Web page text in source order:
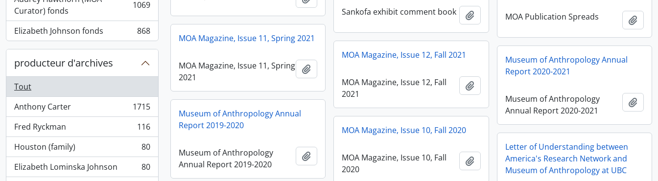
Curator) fonds
, 1069 résultats 1069
Elizabeth Johnson fonds
, 868 résultats 868
producteur d'archives
Tout
Anthony Carter
, 1715 résultats
1715
Fred Ryckman
, 116 résultats
116
Houston (family)
, 80 résultats
80
Elizabeth Lominska Johnson
, 80 résultats
80
Sankofa exhibit comment book Ajouter au presse-papier
MOA Publication Spreads
MOA Magazine, Issue 11, Spring 2021
MOA Magazine, Issue 11, Spring
2021
MOA Magazine, Issue 12, Fall 2021
MOA Magazine, Issue 12, Fall
2021
Ajouter au presse-papier
Museum of Anthropology Annual
Report 2020-2021
Museum of Anthropology
Annual Report 2020-2021
Museum of Anthropology Annual
Report 2019-2020
Museum of Anthropology
Annual Report 2019-2020
Ajouter au presse-papier
MOA Magazine, Issue 10, Fall 2020
MOA Magazine, Issue 10, Fall
2020
Ajouter au presse-papier
Letter of Understanding between
America's Research Network and
Museum of Anthropology at UBC